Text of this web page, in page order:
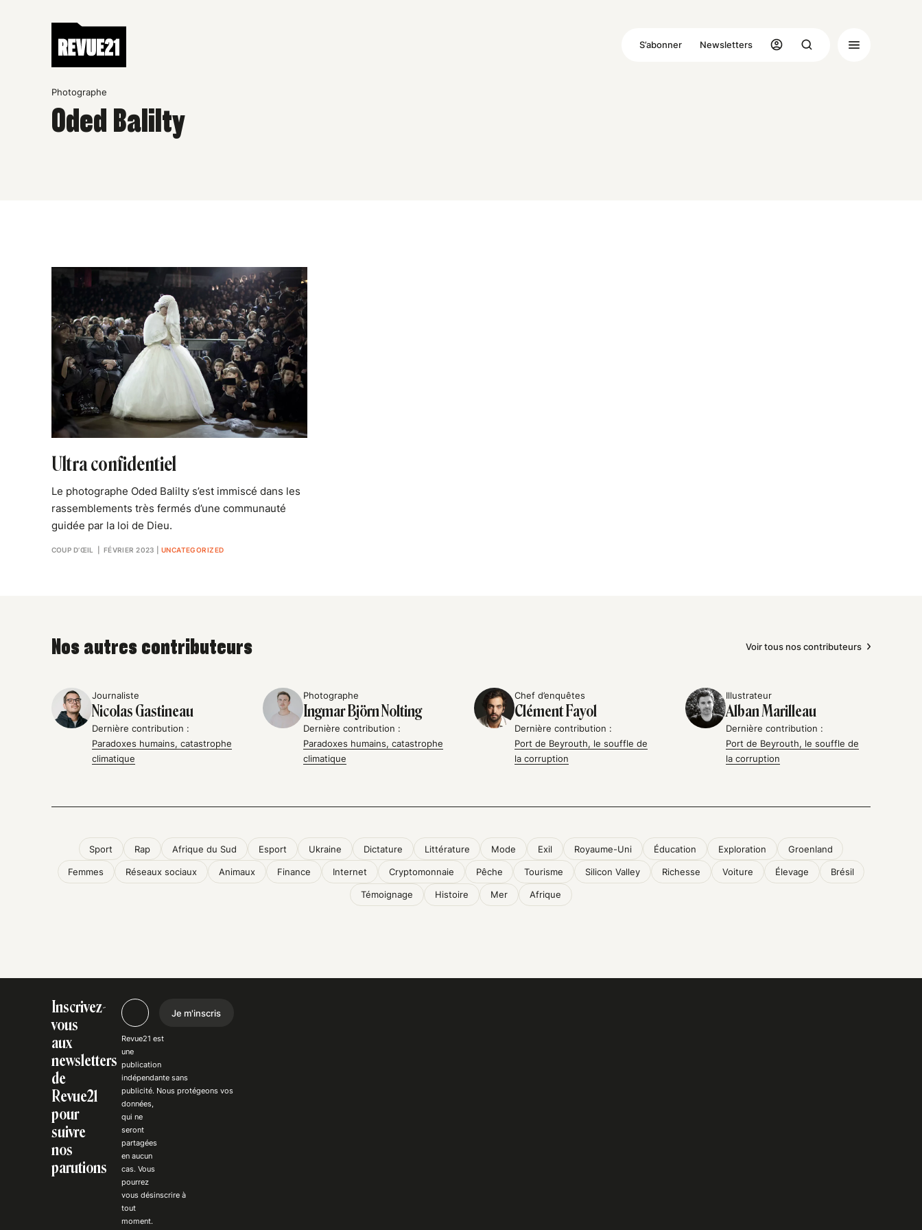
S’abonner Newsletters
Photographe
Oded Balilty
Ultra confidentiel
Le photographe Oded Balilty s’est immiscé dans les
rassemblements très fermés d’une communauté
guidée par la loi de Dieu.
COUP D’ŒIL | FÉVRIER 2023 UNCATEGORIZED
Nos autres contributeurs Voir tous nos contributeurs
Journaliste
Nicolas Gastineau
Dernière contribution :
Paradoxes humains, catastrophe
climatique
Photographe
Ingmar Björn Nolting
Dernière contribution :
Paradoxes humains, catastrophe
climatique
Chef d’enquêtes
Clément Fayol
Dernière contribution :
Port de Beyrouth, le souffle de
la corruption
Illustrateur
Alban Marilleau
Dernière contribution :
Port de Beyrouth, le souffle de
la corruption
Sport Rap Afrique du Sud Esport Ukraine Dictature Littérature Mode Exil Royaume-Uni Éducation Exploration Groenland
Femmes Réseaux sociaux Animaux Finance Internet Cryptomonnaie Pêche Tourisme Silicon Valley Richesse Voiture Élevage Brésil
Témoignage Histoire Mer Afrique
Inscrivez-
vous
aux
newsletters
de
Revue21
pour
suivre
nos
parutions
Je m'inscris
Revue21 est
une
publication
indépendantesans
publicité. Nousprotégeons vos
données,
qui ne
seront
partagées
en aucun
cas. Vous
pourrez
vousdésinscrire à
tout
moment.